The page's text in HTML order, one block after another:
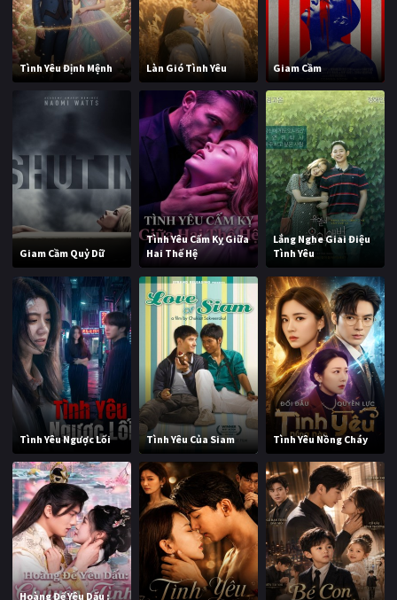
Tình Yêu Định Mệnh Làn Gió Tình Yêu Giam Cầm
Giam Cầm Quỷ Dữ
Tình Yêu Cấm Kỵ Giữa
Hai Thế Hệ
Lắng Nghe Giai Điệu
Tình Yêu
Tình Yêu Ngược Lối Tình Yêu Của Siam Tình Yêu Nồng Cháy
Hoàng Đế Yêu Dấu :